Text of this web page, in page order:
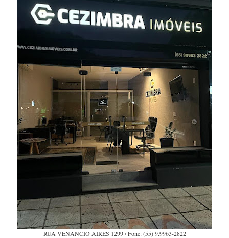
RUA VENÂNCIO AIRES 1299 / Fone: (55) 9.9963-2822